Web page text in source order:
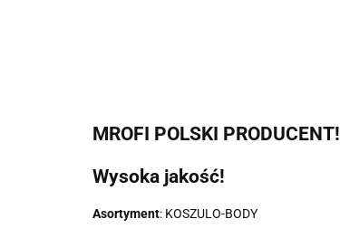
MROFI POLSKI PRODUCENT!
Wysoka jakość!
Asortyment: KOSZULO-BODY